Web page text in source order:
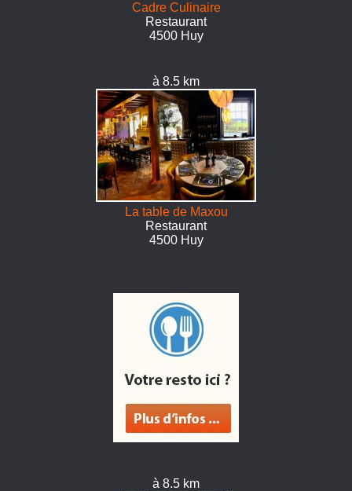
Cadre Culinaire
Restaurant
4500 Huy
à 8.5 km
La table de Maxou
Restaurant
4500 Huy
à 8.5 km